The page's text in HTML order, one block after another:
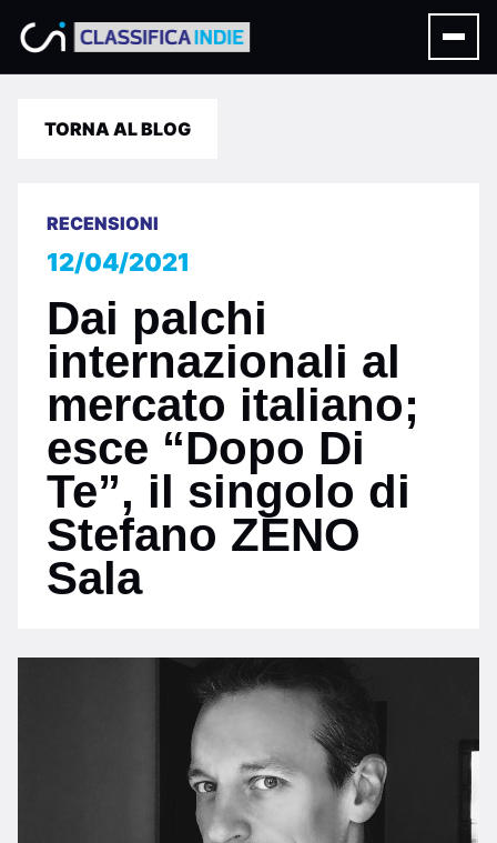
TORNA AL BLOG
RECENSIONI
12/04/2021
Dai palchi
internazionali al
mercato italiano;
esce “Dopo Di
Te”, il singolo di
Stefano ZENO
Sala